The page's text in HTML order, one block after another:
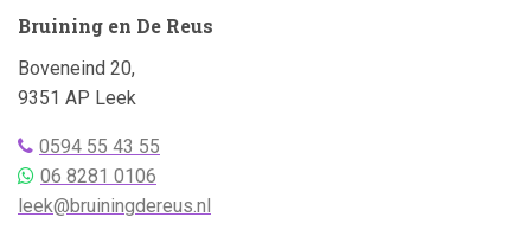
Bruining en De Reus
Adres:
Boveneind 20,
9351 AP Leek
Telefoonnummer
bellen:
0594 55 43 55
Telefoonnummer
WhatsApp:
06 8281 0106
Emailadres:
leek@bruiningdereus.nl